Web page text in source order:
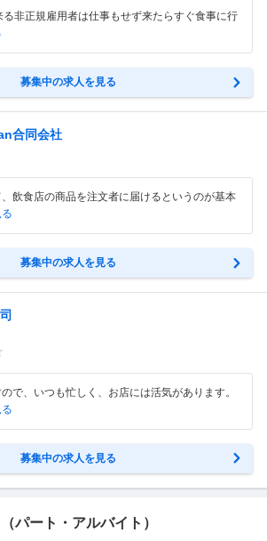
る非正規雇用者は仕事もせず来たらすぐ食事に行
募集中の求人を見る
合同会社
飲食店の商品を注文者に届けるというのが基本
募集中の求人を見る
で、いつも忙しく、お店には活気があります。
募集中の求人を見る
（パート・アルバイト）